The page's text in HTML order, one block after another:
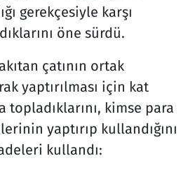
gerekçesiyle karşı
öne sürdü.
çatının ortak
yaptırılması için kat
kimse para
yaptırıp kullandığını
kullandı: